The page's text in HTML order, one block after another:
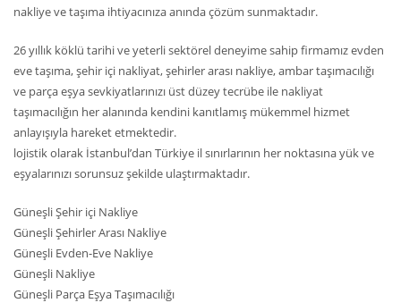
nakliye ve taşıma ihtiyacınıza anında çözüm sunmaktadır.
26 yıllık köklü tarihi ve yeterli sektörel deneyime sahip firmamız evden
eve taşıma, şehir içi nakliyat, şehirler arası nakliye, ambar taşımacılığı
ve parça eşya sevkiyatlarınızı üst düzey tecrübe ile nakliyat
taşımacılığın her alanında kendini kanıtlamış mükemmel hizmet
anlayışıyla hareket etmektedir.
lojistik olarak İstanbul’dan Türkiye il sınırlarının her noktasına yük ve
eşyalarınızı sorunsuz şekilde ulaştırmaktadır.
Güneşli Şehir içi Nakliye
Güneşli Şehirler Arası Nakliye
Güneşli Evden-Eve Nakliye
Güneşli Nakliye
Güneşli Parça Eşya Taşımacılığı